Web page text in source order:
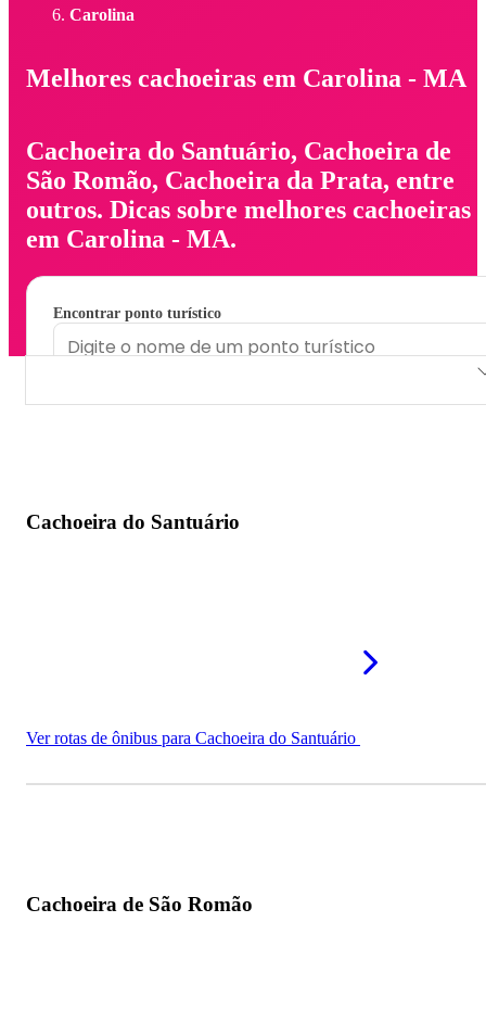
Carolina
Melhores cachoeiras em Carolina - MA
Cachoeira do Santuário, Cachoeira de
São Romão, Cachoeira da Prata, entre
outros. Dicas sobre melhores cachoeiras
em Carolina - MA.
Encontrar ponto turístico
Cachoeira do Santuário
Ver rotas de ônibus para Cachoeira do Santuário
Cachoeira de São Romão